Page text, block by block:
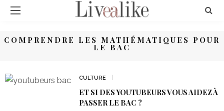
COMPRENDRE LES MATHÉMATIQUES POUR
LE BAC
CULTURE
ET SI DES YOUTUBEURS VOUS AIDEZ À
PASSER LE BAC ?